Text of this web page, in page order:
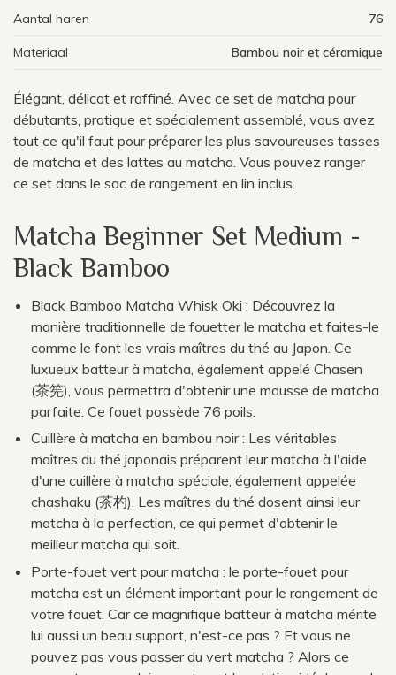
Aantal haren 76
Materiaal Bambou noir et céramique
Élégant, délicat et raffiné. Avec ce set de matcha pour
débutants, pratique et spécialement assemblé, vous avez
tout ce qu'il faut pour préparer les plus savoureuses tasses
de matcha et des lattes au matcha. Vous pouvez ranger
ce set dans le sac de rangement en lin inclus.
Matcha Beginner Set Medium -
Black Bamboo
Black Bamboo Matcha Whisk Oki : Découvrez la
manière traditionnelle de fouetter le matcha et faites-le
comme le font les vrais maîtres du thé au Japon. Ce
luxueux batteur à matcha, également appelé Chasen
(茶筅), vous permettra d'obtenir une mousse de matcha
parfaite. Ce fouet possède 76 poils.
Cuillère à matcha en bambou noir : Les véritables
maîtres du thé japonais préparent leur matcha à l'aide
d'une cuillère à matcha spéciale, également appelée
chashaku (茶杓). Les maîtres du thé dosent ainsi leur
matcha à la perfection, ce qui permet d'obtenir le
meilleur matcha qui soit.
Porte-fouet vert pour matcha : le porte-fouet pour
matcha est un élément important pour le rangement de
votre fouet. Car ce magnifique batteur à matcha mérite
lui aussi un beau support, n'est-ce pas ? Et vous ne
pouvez pas vous passer du vert matcha ? Alors ce